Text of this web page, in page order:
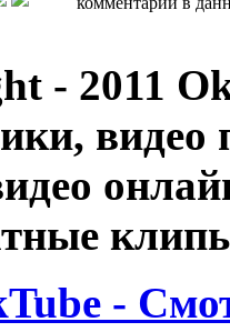
- 2011
видео
-